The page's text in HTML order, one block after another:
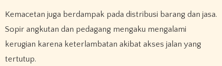
Kemacetan juga berdampak pada distribusi barang dan jasa.
Sopir angkutan dan pedagang mengaku mengalami
kerugian karena keterlambatan akibat akses jalan yang
tertutup.